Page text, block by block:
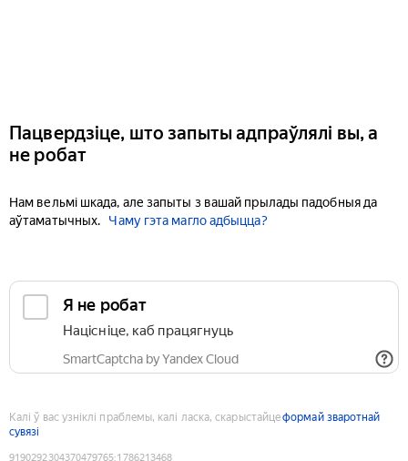
Пацвердзіце, што запыты адпраўлялі вы, а
не робат
Нам вельмі шкада, але запыты з вашай прылады падобныя да
аўтаматычных.
Чаму гэта магло адбыцца?
Я не робат
Націсніце, каб працягнуць
SmartCaptcha by Yandex Cloud
Калі ў вас узніклі праблемы, калі ласка, скарыстайцеформай зваротнай
сувязі
9190292304370479765:1786213468